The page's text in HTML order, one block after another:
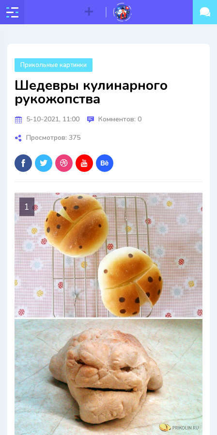
Прикольные картинки
Шедевры кулинарного
рукожопства
5-10-2021, 11:00
Комментов: 0
Просмотров: 375
1